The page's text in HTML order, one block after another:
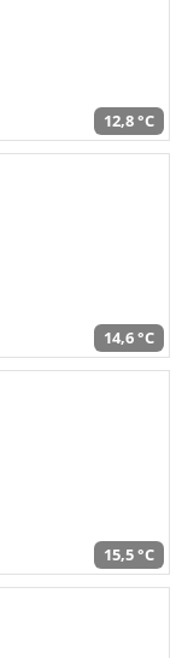
12,8 °C
14,6 °C
15,5 °C